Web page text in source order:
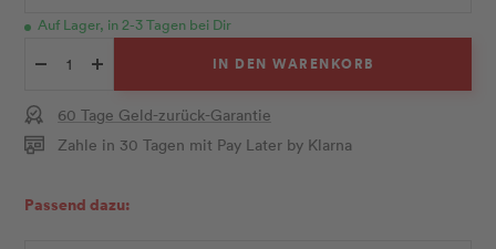
Auf Lager, in 2-3 Tagen bei Dir
Menge
Menge
IN DEN WARENKORB
60 Tage Geld-zurück-Garantie
Zahle in 30 Tagen mit Pay Later by Klarna
Passend dazu: